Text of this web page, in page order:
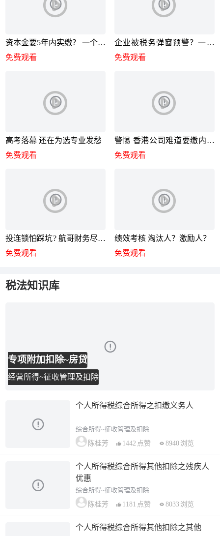
资本金要5年内实缴？ 一个小
妙招
免费观看
企业被税务弹窗预警？一招
彻底解决
免费观看
高考落幕 还在为选专业发愁
免费观看
警惕 香港公司难道要缴内地
企业所得税
免费观看
投连锁怕踩坑? 航哥财务尽调
秘籍来了
免费观看
绩效考核 淘汰人？激励人？
免费观看
税法知识库
专项附加扣除~房贷
经营所得~征收管理及扣除
个人所得税综合所得之扣缴义务人
综合所得~征收管理及扣除
陈桂芳
1442 点赞 8940 浏览
个人所得税综合所得其他扣除之残疾人
优惠
综合所得~征收管理及扣除
陈桂芳
1181 点赞 8033 浏览
个人所得税综合所得其他扣除之其他